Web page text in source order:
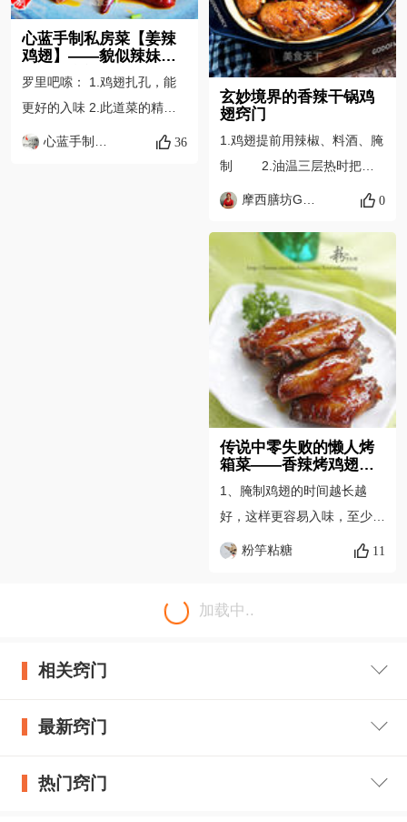
过了，会有苦味，整个菜就废
了。 3、实在不愿意炒糖色
心蓝手制私房菜【姜辣
鸡翅】——貌似辣妹还
是辣妹窍门
罗里吧嗦： 1.鸡翅扎孔，能
更好的入味 2.此道菜的精髓
在于浓郁的姜香和辣香，极其
心蓝手制私房菜 36
就破坏了干锅的干香哦～
玄妙境界的香辣干锅鸡
翅窍门
1.鸡翅提前用辣椒、料酒、腌
制 2.油温三层热时把土
豆条、菜花分别炸熟。
开始煸炒干辣椒和干花椒；炒
香后放火锅底料、豆豉、豆瓣
酱。接着放入姜片葱段翻炒几
下。 5.酱料的香味出来
以后放鸡翅，在炒制的时候如
果觉得干的话；可以放点水或
者汤汁；渐渐收干时加入葱
段。 6.把土豆条、藕和
菜花放入碗中；把做好的鸡翅
浇在上面。
摩西膳坊GODOFMERCY 0
传说中零失败的懒人烤
箱菜——香辣烤鸡翅窍
门
1、腌制鸡翅的时间越长越
好，这样更容易入味，至少不
低于三个小时。 2、如果想
翅上开几刀小口。 3、把腌好
在哑光面，哑光面不会污染食
烤鸡翅的背面，然后再正面，
粉竽粘糖 11
加载中..
相关窍门
最新窍门
热门窍门